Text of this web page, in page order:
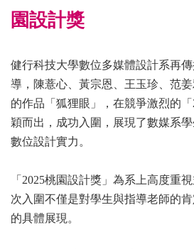
園設計獎
健行科技大學數位多媒體設計系再
導，陳薏心、黃宗恩、王玉珍、范
的作品「狐狸眼」，在競爭激烈的
穎而出，成功入圍，展現了數媒系
數位設計實力。
「2025桃園設計獎」為系上高度重
次入圍不僅是對學生與指導老師的
的具體展現。